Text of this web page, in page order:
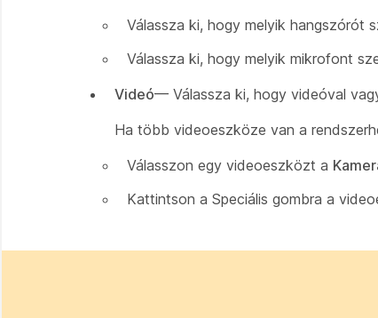
Válassza ki, hogy melyik hangszórót
Válassza ki, hogy melyik mikrofont
Videó— Válassza ki, hogy videóval
Ha több videoeszköze van a
Válasszon egy videoeszközt a
Kattintson a Speciális gombra a